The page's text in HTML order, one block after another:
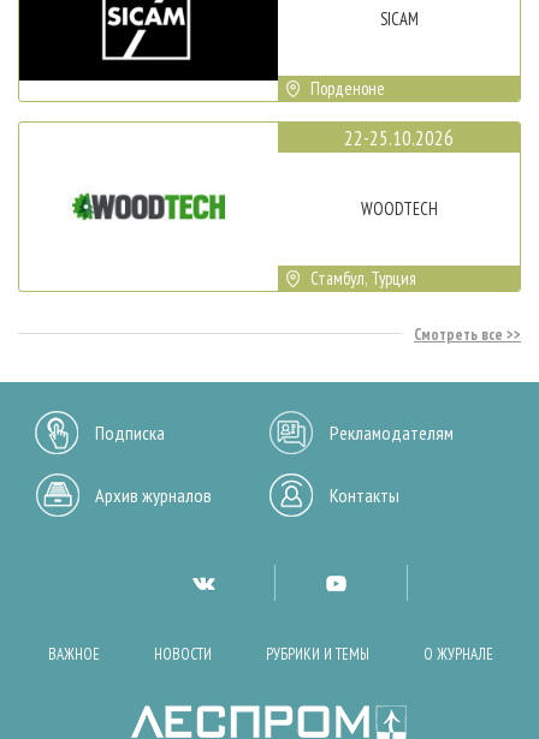
SICAM
Порденоне
22-25.10.2026
WOODTECH
Стамбул, Турция
Смотреть все
Подписка Рекламодателям
Архив журналов Контакты
ВАЖНОЕ НОВОСТИ РУБРИКИ И ТЕМЫ О ЖУРНАЛЕ